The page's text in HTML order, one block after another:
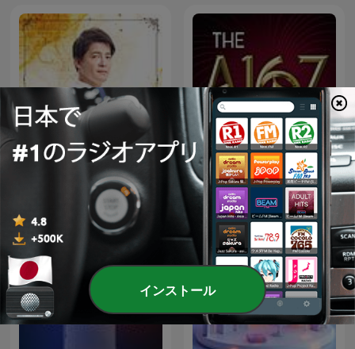
下班經濟學 The a16z Show
インストール